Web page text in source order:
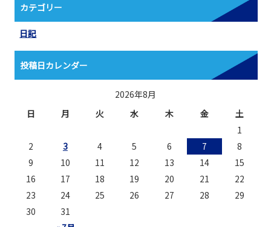
カテゴリー
日記
投稿日カレンダー
2026年8月
日
月 火 水 木 金 土
1
2
3 4 5 6 7
8
9
10 11 12 13 14
15
16
17 18 19 20 21
22
23
24 25 26 27 28
29
30
31